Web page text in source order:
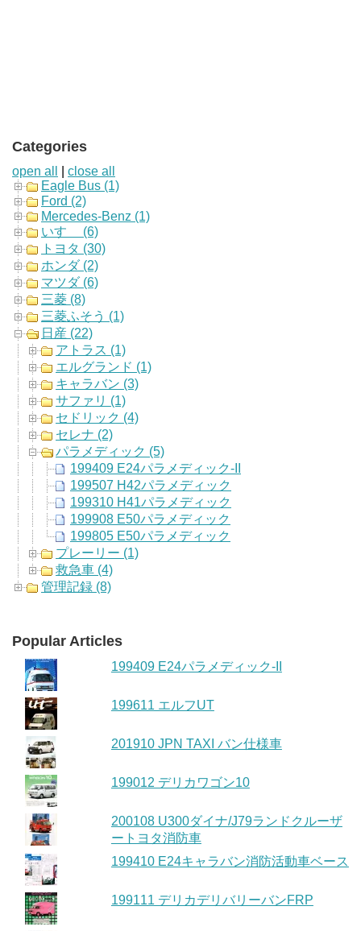
Categories
open all
close all
Eagle Bus (1)
Ford (2)
Mercedes-Benz (1)
いすゞ (6)
トヨタ (30)
ホンダ (2)
マツダ (6)
三菱 (8)
三菱ふそう (1)
日産 (22)
アトラス (1)
エルグランド (1)
キャラバン (3)
サファリ (1)
セドリック (4)
セレナ (2)
パラメディック (5)
199409 E24パラメディック-II
199507 H42パラメディック
199310 H41パラメディック
199908 E50パラメディック
199805 E50パラメディック
プレーリー (1)
救急車 (4)
管理記録 (8)
Popular Articles
199409 E24パラメディック-II
199611 エルフUT
201910 JPN TAXI バン仕様車
199012 デリカワゴン10
200108 U300ダイナ/J79ランドクルーザ
ートヨタ消防車
199410 E24キャラバン消防活動車ベース
199111 デリカデリバリーバンFRP